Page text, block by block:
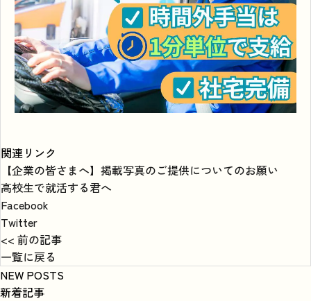
関連リンク
【企業の皆さまへ】掲載写真のご提供についてのお願い
高校生で就活する君へ
Facebook
Twitter
<< 前の記事
一覧に戻る
NEW POSTS
新着記事